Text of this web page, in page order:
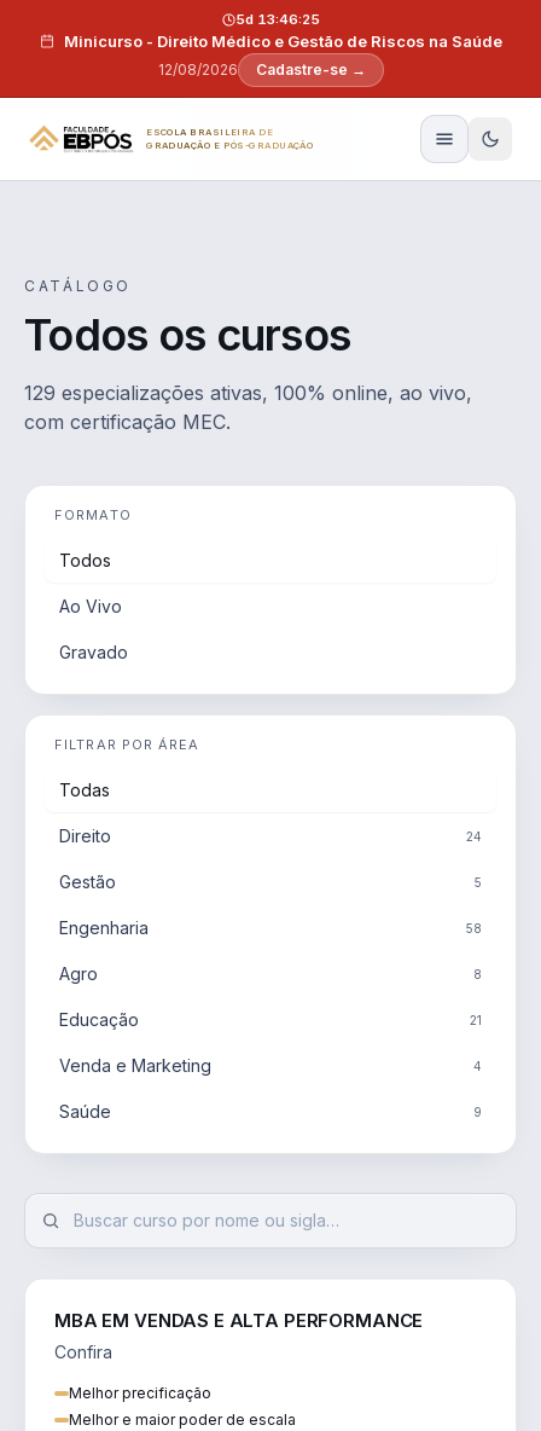
Minicurso - Direito Médico e Gestão de Riscos na Saúde
12/08/2026
5d 13:46:24
Cadastre-se →
ESCOLA BRASILEIRA DE
GRADUAÇÃO E PÓS-GRADUAÇÃO
CATÁLOGO
Todos os cursos
129 especializações ativas, 100% online, ao vivo,
com certificação MEC.
FORMATO
Todos
Ao Vivo
Gravado
FILTRAR POR ÁREA
Todas
Direito 24
Gestão 5
Engenharia 58
Agro 8
Educação 21
Venda e Marketing 4
Saúde 9
MBA EM VENDAS E ALTA PERFORMANCE
Confira
Melhor precificação
Melhor e maior poder de escala